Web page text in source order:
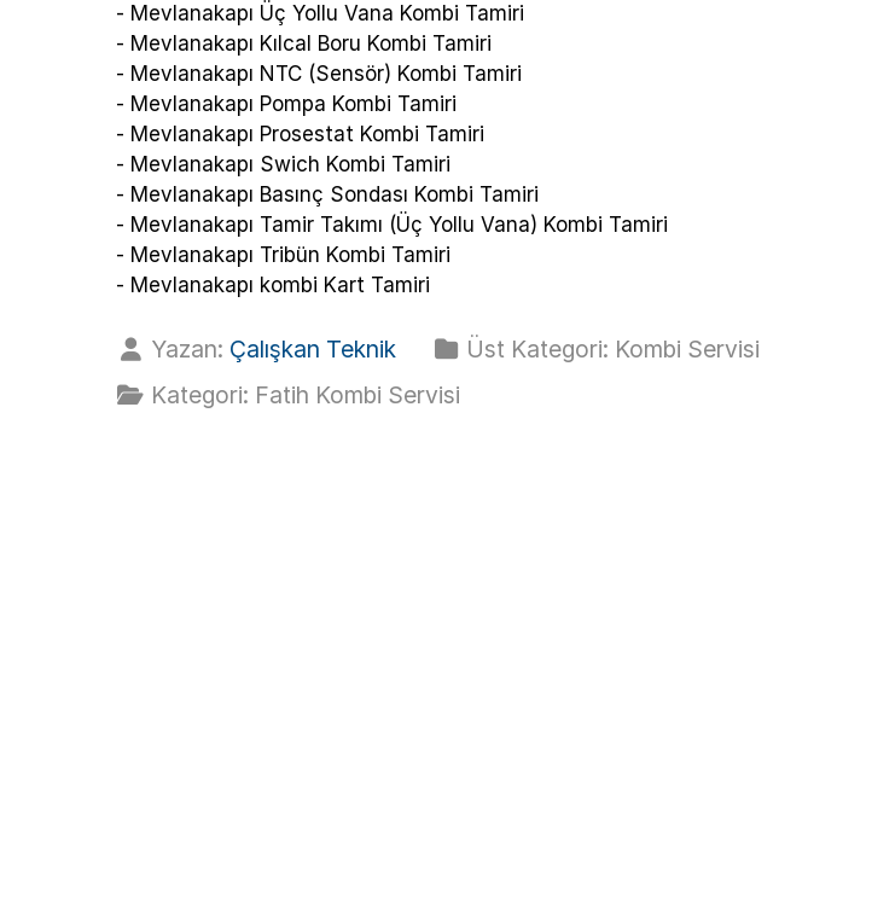
- Mevlanakapı Üç Yollu Vana Kombi Tamiri
- Mevlanakapı Kılcal Boru Kombi Tamiri
- Mevlanakapı NTC (Sensör) Kombi Tamiri
- Mevlanakapı Pompa Kombi Tamiri
- Mevlanakapı Prosestat Kombi Tamiri
- Mevlanakapı Swich Kombi Tamiri
- Mevlanakapı Basınç Sondası Kombi Tamiri
- Mevlanakapı Tamir Takımı (Üç Yollu Vana) Kombi Tamiri
- Mevlanakapı Tribün Kombi Tamiri
- Mevlanakapı kombi Kart Tamiri
Yazan: Çalışkan Teknik Üst Kategori: Kombi Servisi
Kategori: Fatih Kombi Servisi